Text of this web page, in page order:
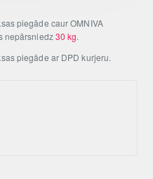
piegāde caur OMNIVA
nepārsniedz30 kg.
piegāde ar DPD kurjeru.